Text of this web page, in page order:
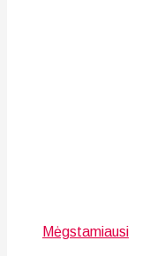
Mėgstamiausi